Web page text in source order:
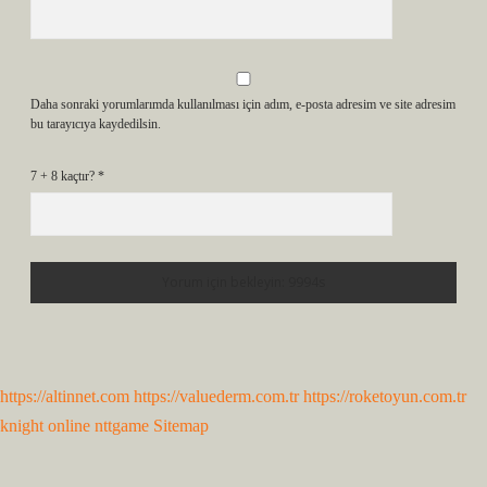
Daha sonraki yorumlarımda kullanılması için adım, e-posta adresim ve site adresim
bu tarayıcıya kaydedilsin.
7 + 8 kaçtır? *
https://altinnet.com https://valuederm.com.tr https://roketoyun.com.tr
knight online nttgame Sitemap